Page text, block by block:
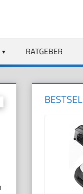
RATGEBER